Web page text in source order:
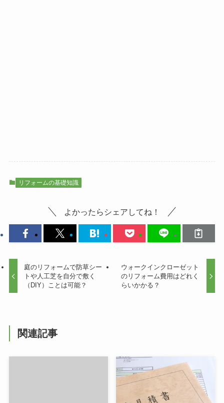
リフォームの基礎知識
よかったらシェアしてね！
庭のリフォームで防草シー
トや人工芝を自分で敷く
（DIY）ことは可能？
ウォークインクローゼット
のリフォーム費用はどれく
らいかかる？
関連記事